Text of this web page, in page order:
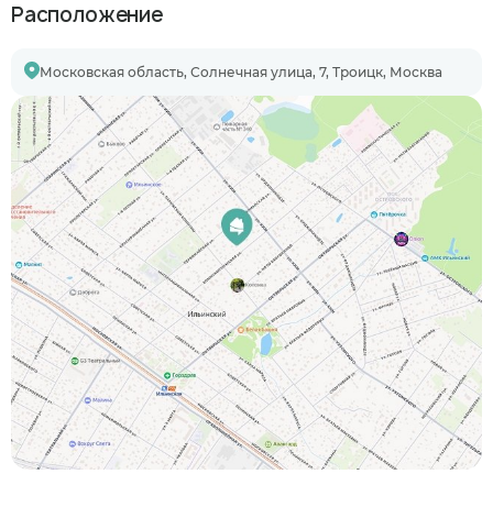
Расположение
Московская область, Солнечная улица, 7, Троицк, Москва